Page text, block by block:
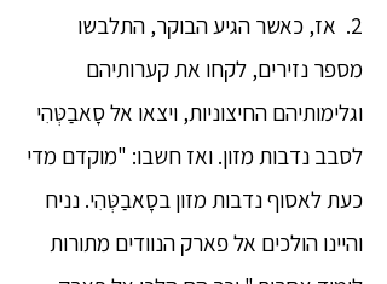
2. אז, כאשר הגיע הבוקר, התלבשו
מספר נזירים, לקחו את קערותיהם
וגלימותיהם החיצוניות, ויצאו אל סָאבַטְּהִי
לסבב נדבות מזון. ואז חשבו: "מוקדם מדי
כעת לאסוף נדבות מזון בסָאבַטְּהִי. נניח
והיינו הולכים אל פארק הנוודים מתורות